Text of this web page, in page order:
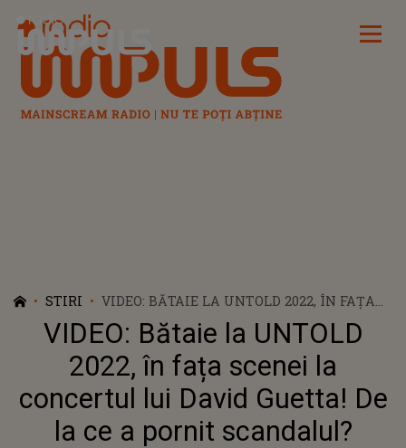
Radio Impuls
STIRI
VIDEO: BĂTAIE LA UNTOLD 2022, ÎN FAȚA
SCENEI LA CONCERTUL LUI DAVID GUETTA!
DE LA CE A PORNIT SCANDALUL?
VIDEO: Bătaie la UNTOLD
2022, în fața scenei la
concertul lui David Guetta! De
la ce a pornit scandalul?